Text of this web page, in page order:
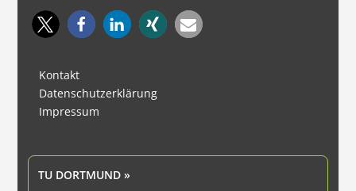
Kontakt
Datenschutzerklärung
Impressum
TU DORTMUND »